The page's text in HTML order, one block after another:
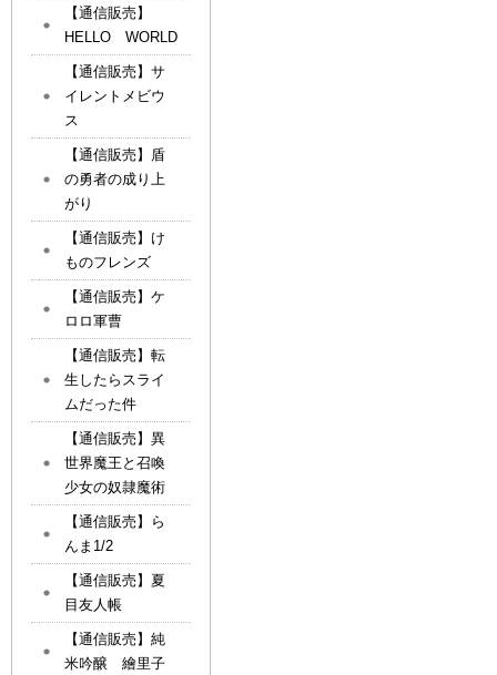
【通信販売】
HELLO WORLD
【通信販売】サ
イレントメビウ
ス
【通信販売】盾
の勇者の成り上
がり
【通信販売】け
ものフレンズ
【通信販売】ケ
ロロ軍曹
【通信販売】転
生したらスライ
ムだった件
【通信販売】異
世界魔王と召喚
少女の奴隷魔術
【通信販売】ら
んま1/2
【通信販売】夏
目友人帳
【通信販売】純
米吟醸 繪里子